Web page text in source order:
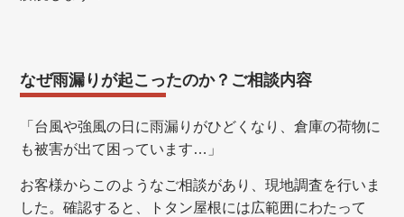
なぜ雨漏りが起こったのか？ご相談内容
「台風や強風の日に雨漏りがひどくなり、倉庫の荷物に
も被害が出て困っています…」
お客様からこのようなご相談があり、現地調査を行いま
した。確認すると、トタン屋根には広範囲にわたって